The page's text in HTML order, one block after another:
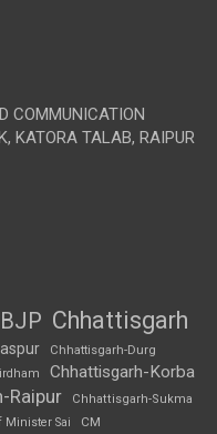
COMMUNICATION
KATORA TALAB, RAIPUR
BJP Chhattisgarh
Chhattisgarh-Durg
Chhattisgarh-Korba
Raipur
Chhattisgarh-Sukma
Minister Sai CM